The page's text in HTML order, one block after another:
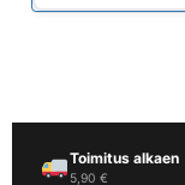
Toimitus alkaen
5,90 €